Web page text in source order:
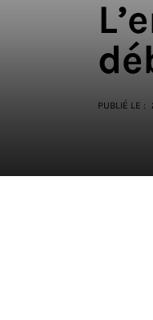
PUBLIÉ LE :